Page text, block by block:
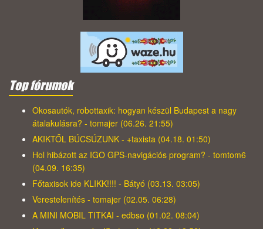
Top fórumok
Okosautók, robottaxik: hogyan készül Budapest a nagy
átalakulásra? - tomajer (06.26. 21:55)
AKIKTŐL BÚCSÚZUNK - +taxista (04.18. 01:50)
Hol hibázott az IGO GPS-navigációs program? - tomtom6
(04.09. 16:35)
Főtaxisok ide KLIKK!!!! - Bátyó (03.13. 03:05)
Verestelenítés - tomajer (02.05. 06:28)
A MINI MOBIL TITKAI - edbso (01.02. 08:04)